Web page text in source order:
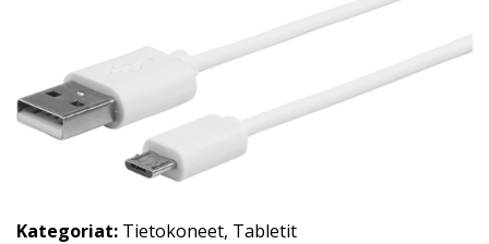
Kategoriat: Tietokoneet, Tabletit